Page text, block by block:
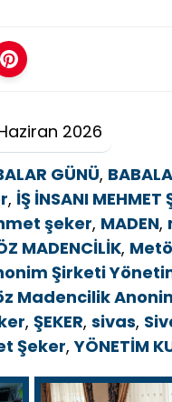
2026
GÜNÜ,
, İŞ İNSANI MEHMET
şeker, MADEN,
MADENCİLİK,
Şirketi
Madencilik
, ŞEKER, sivas,
Şeker,YÖNETİM